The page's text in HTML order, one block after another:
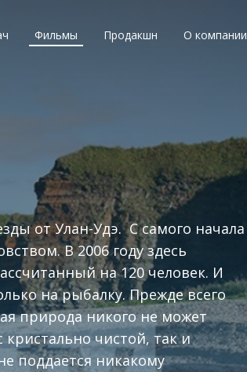
Фильмы Продакшн О компании
от Улан-Удэ. С самого начала
В 2006 году здесь
на 120 человек. И
на рыбалку. Прежде всего
природа никого не может
чистой, так и
поддается никакому